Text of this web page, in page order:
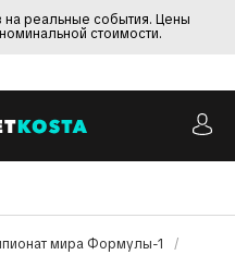
реальные события. Цены
стоимости.
мира Формулы-1